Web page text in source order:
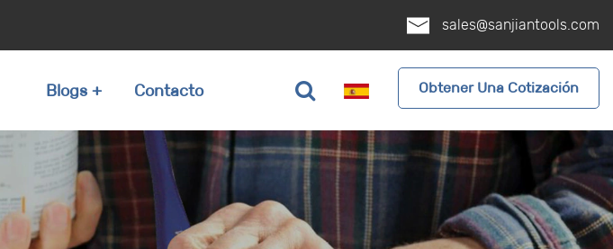
sales@sanjiantools.com
Blogs Contacto Obtener Una Cotización